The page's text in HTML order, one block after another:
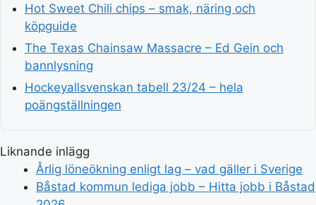
Hot Sweet Chili chips – smak, näring och
köpguide
The Texas Chainsaw Massacre – Ed Gein och
bannlysning
Hockeyallsvenskan tabell 23/24 – hela
poängställningen
Liknande inlägg
Årlig löneökning enligt lag – vad gäller i Sverige
Båstad kommun lediga jobb – Hitta jobb i Båstad